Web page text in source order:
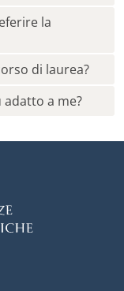
la
di laurea?
a me?